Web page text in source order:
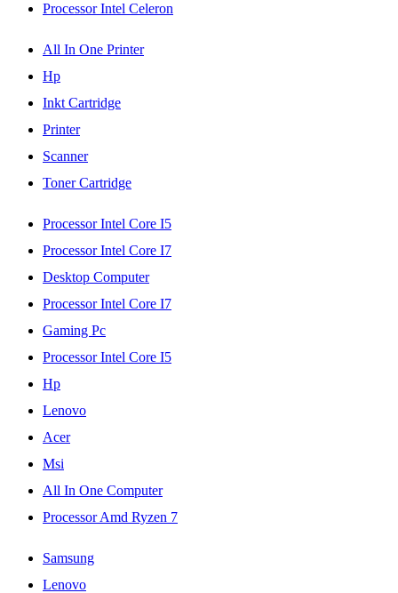
Processor Intel Celeron
All In One Printer
Hp
Inkt Cartridge
Printer
Scanner
Toner Cartridge
Processor Intel Core I5
Processor Intel Core I7
Desktop Computer
Processor Intel Core I7
Gaming Pc
Processor Intel Core I5
Hp
Lenovo
Acer
Msi
All In One Computer
Processor Amd Ryzen 7
Samsung
Lenovo